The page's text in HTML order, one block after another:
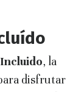
, la
disfrutar